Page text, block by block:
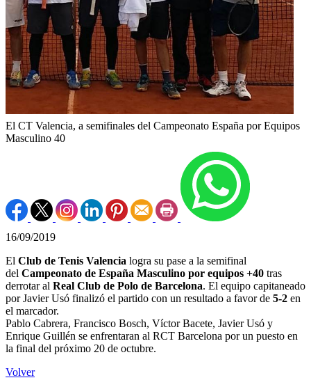
El CT Valencia, a semifinales del Campeonato España por Equipos
Masculino 40
16/09/2019
El Club de Tenis Valencia logra su pase a la semifinal
del Campeonato de España Masculino por equipos +40 tras
derrotar al Real Club de Polo de Barcelona. El equipo capitaneado
por Javier Usó finalizó el partido con un resultado a favor de 5-2 en
el marcador.
Pablo Cabrera, Francisco Bosch, Víctor Bacete, Javier Usó y
Enrique Guillén se enfrentaran al RCT Barcelona por un puesto en
la final del próximo 20 de octubre.
Volver